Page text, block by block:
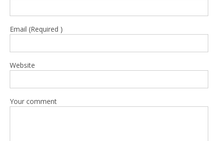
Email (Required )
Website
Your comment